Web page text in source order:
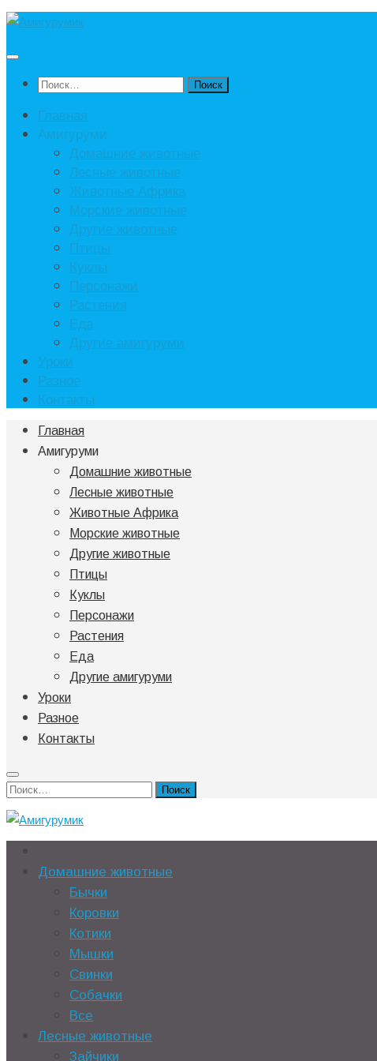
Под
Найти:
Главная
Амигуруми
Домашние животные
Лесные животные
Животные Африка
Морские животные
Другие животные
Птицы
Куклы
Персонажи
Растения
Еда
Другие амигуруми
Уроки
Разное
Контакты
Главная
Амигуруми
Домашние животные
Лесные животные
Животные Африка
Морские животные
Другие животные
Птицы
Куклы
Персонажи
Растения
Еда
Другие амигуруми
Уроки
Разное
Контакты
Найти:
Домашние животные
Бычки
Коровки
Котики
Мышки
Свинки
Собачки
Все
Лесные животные
Зайчики